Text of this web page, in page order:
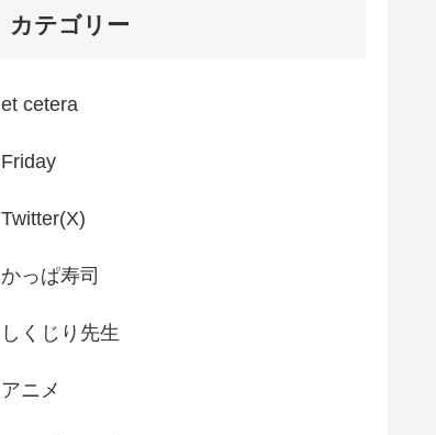
カテゴリー
et cetera
Friday
Twitter(X)
かっぱ寿司
しくじり先生
アニメ